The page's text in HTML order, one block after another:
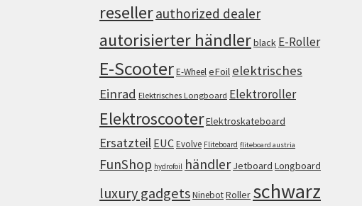
resellerauthorized dealer
autorisierter händlerblack E-Roller
E-ScooterE-WheeleFoil elektrisches
Einrad Elektrisches Longboard Elektroroller
ElektroscooterElektroskateboard
Ersatzteil EUCEvolve Fliteboard fliteboard austria
FunShop hydrofoil händler Jetboard Longboard
luxury gadgetsNinebotRoller schwarz